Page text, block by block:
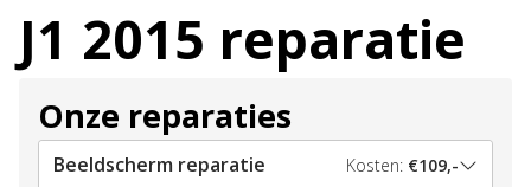
J1 2015 reparatie
Onze reparaties
Beeldscherm reparatie Kosten: €109,-